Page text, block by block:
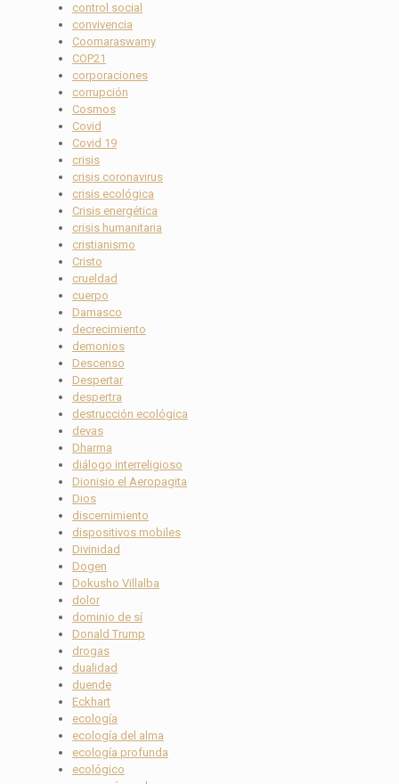
control social
convivencia
Coomaraswamy
COP21
corporaciones
corrupción
Cosmos
Covid
Covid 19
crisis
crisis coronavirus
crisis ecológica
Crisis energética
crisis humanitaria
cristianismo
Cristo
crueldad
cuerpo
Damasco
decrecimiento
demonios
Descenso
Despertar
despertra
destrucción ecológica
devas
Dharma
diálogo interreligioso
Dionisio el Aeropagita
Dios
discernimiento
dispositivos mobiles
Divinidad
Dogen
Dokusho Villalba
dolor
dominio de sí
Donald Trump
drogas
dualidad
duende
Eckhart
ecología
ecología del alma
ecología profunda
ecológico